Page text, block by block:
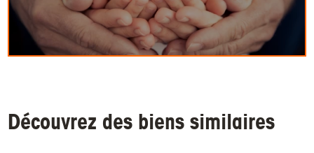
Découvrez des biens similaires